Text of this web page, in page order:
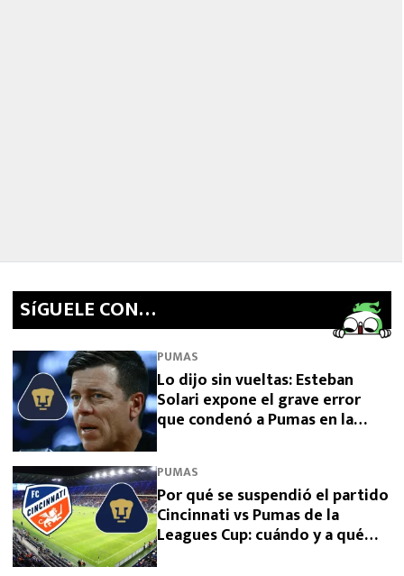
SíGUELE CON…
PUMAS
Lo dijo sin vueltas: Esteban
Solari expone el grave error
que condenó a Pumas en la
PUMAS
Por qué se suspendió el partido
Cincinnati vs Pumas de la
Leagues Cup: cuándo y a qué